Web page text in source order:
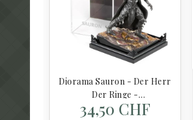
Diorama Sauron - Der Herr
Der Ringe -
Sammlerfiguren
34,50 CHF